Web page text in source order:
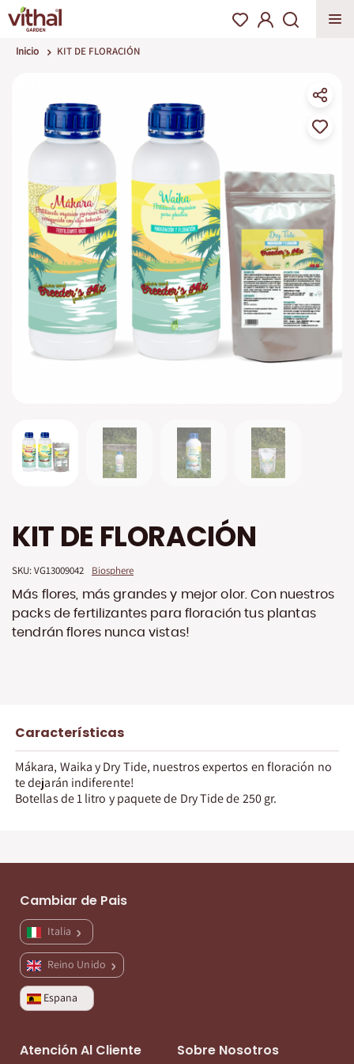
Inicio KIT DE FLORACIÓN
imágenes
al
comienzo
la
galería
de
imágenes
KIT DE FLORACIÓN
SKU: VG13009042 Biosphere
Más flores, más grandes y mejor olor. Con nuestros
packs de fertilizantes para floración tus plantas
tendrán flores nunca vistas!
Características
Mákara, Waika y Dry Tide, nuestros expertos en floración no
te dejarán indiferente!
Botellas de 1 litro y paquete de Dry Tide de 250 gr.
Cambiar de Pais
Italia
Reino Unido
Espana
Atención Al Cliente Sobre Nosotros